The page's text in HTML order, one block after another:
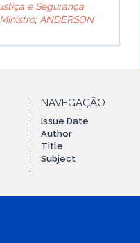
e Segurança
; ANDERSON
NAVEGAÇÃO
Issue Date
Author
Title
Subject